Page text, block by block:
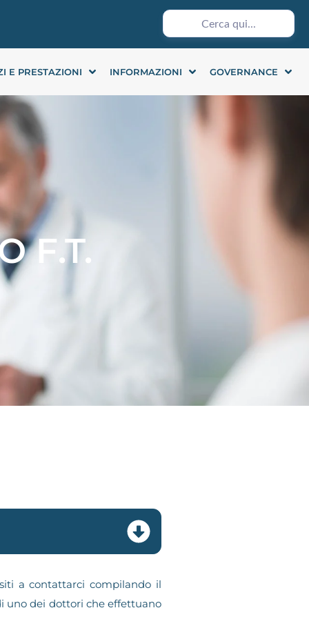
E PRESTAZIONI INFORMAZIONI GOVERNANCE
F.T.
a contattarci compilando il
uno dei dottori che effettuano